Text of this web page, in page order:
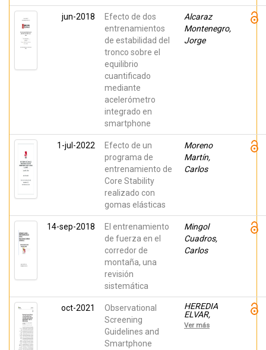
jun-2018
Efecto de dos
entrenamientos
de estabilidad del
tronco sobre el
equilibrio
cuantificado
mediante
acelerómetro
integrado en
smartphone
Alcaraz
Montenegro,
Jorge
1-jul-2022
Efecto de un
programa de
entrenamiento de
Core Stability
realizado con
gomas elásticas
Moreno
Martín,
Carlos
14-sep-2018
El entrenamiento
de fuerza en el
corredor de
montaña, una
revisión
sistemática
Mingol
Cuadros,
Carlos
oct-2021
Observational
Screening
Guidelines and
Smartphone
HEREDIA
ELVAR,
JUAN
RAMON ;
Ver más